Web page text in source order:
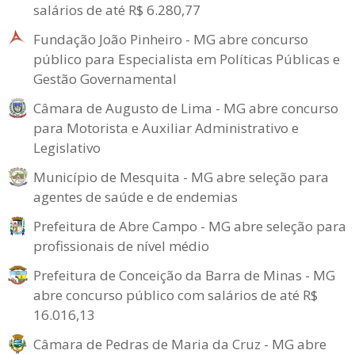
salários de até R$ 6.280,77
Fundação João Pinheiro - MG abre concurso
público para Especialista em Políticas Públicas e
Gestão Governamental
Câmara de Augusto de Lima - MG abre concurso
para Motorista e Auxiliar Administrativo e
Legislativo
Município de Mesquita - MG abre seleção para
agentes de saúde e de endemias
Prefeitura de Abre Campo - MG abre seleção para
profissionais de nível médio
Prefeitura de Conceição da Barra de Minas - MG
abre concurso público com salários de até R$
16.016,13
Câmara de Pedras de Maria da Cruz - MG abre